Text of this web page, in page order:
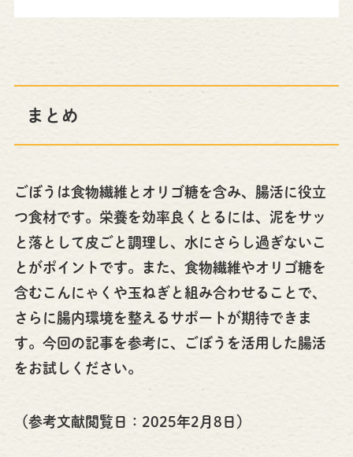
まとめ
ごぼうは食物繊維とオリゴ糖を含み、腸活に役立
つ食材です。栄養を効率良くとるには、泥をサッ
と落として皮ごと調理し、水にさらし過ぎないこ
とがポイントです。また、食物繊維やオリゴ糖を
含むこんにゃくや玉ねぎと組み合わせることで、
さらに腸内環境を整えるサポートが期待できま
す。今回の記事を参考に、ごぼうを活用した腸活
をお試しください。
（参考文献閲覧日：2025年2月8日）